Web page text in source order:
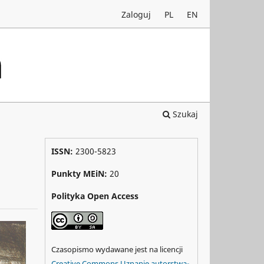
Szukaj
Zaloguj PL EN
ISSN: 2300-5823
Punkty MEiN: 20
Polityka Open Access
Czasopismo wydawane jest na licencji